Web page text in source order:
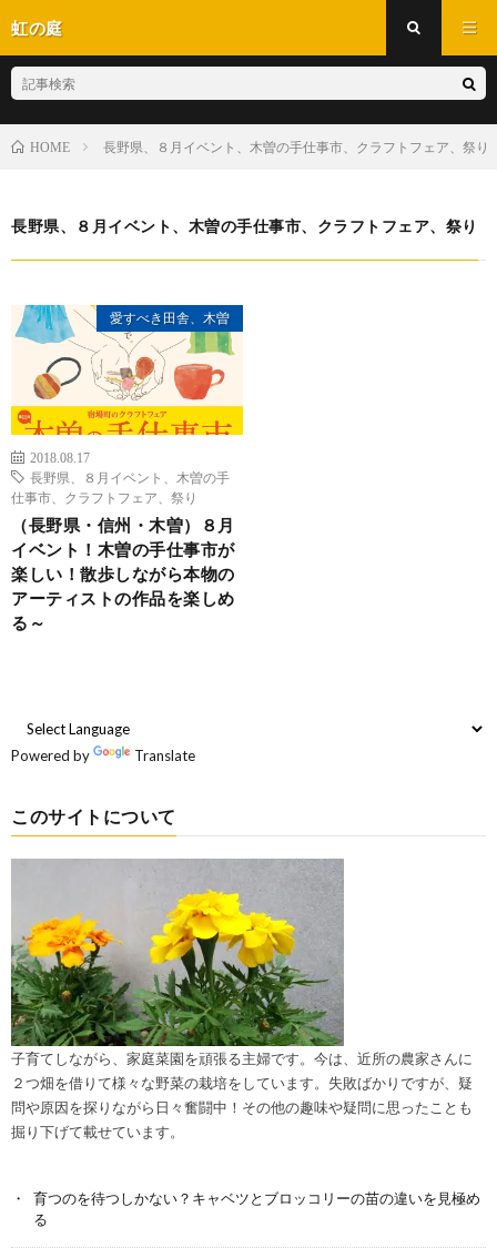
虹の庭
HOME 長野県、８月イベント、木曽の手仕事市、クラフトフェア、祭り
長野県、８月イベント、木曽の手仕事市、クラフトフェア、祭り
愛すべき田舎、木曽
2018.08.17
長野県、８月イベント、木曽の手
仕事市、クラフトフェア、祭り
（長野県・信州・木曽）８月
イベント！木曽の手仕事市が
楽しい！散歩しながら本物の
アーティストの作品を楽しめ
る～
Powered by Translate
このサイトについて
子育てしながら、家庭菜園を頑張る主婦です。今は、近所の農家さんに
２つ畑を借りて様々な野菜の栽培をしています。失敗ばかりですが、疑
問や原因を探りながら日々奮闘中！その他の趣味や疑問に思ったことも
掘り下げて載せています。
育つのを待つしかない？キャベツとブロッコリーの苗の違いを見極め
る